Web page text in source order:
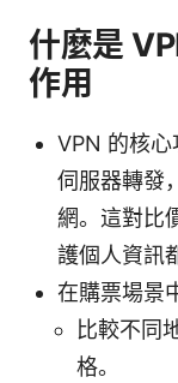
什麼是
作用
VPN 的核
伺服器轉發
網。這對比
護個人資訊
在購票場景
比較不同
格。